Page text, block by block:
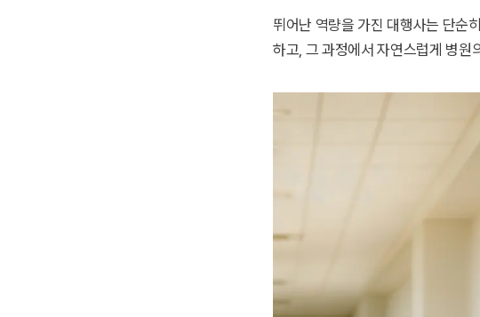
뛰어난 역량을 가진 대행사는 단순
하고, 그 과정에서 자연스럽게 병원